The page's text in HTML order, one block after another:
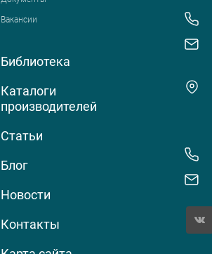
Вакансии
Библиотека
Каталоги
производителей
Статьи
Блог
Новости
Контакты